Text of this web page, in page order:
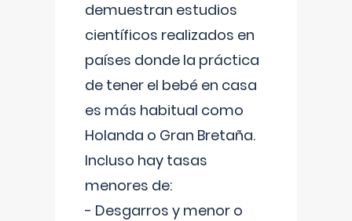
demuestran estudios
científicos realizados en
países donde la práctica
de tener el bebé en casa
es más habitual como
Holanda o Gran Bretaña.
Incluso hay tasas
menores de:
- Desgarros y menor o